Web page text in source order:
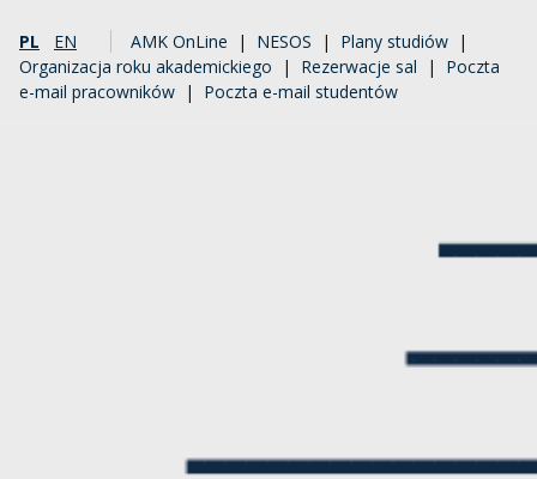
PL EN AMK OnLine | NESOS | Plany studiów |
Organizacja roku akademickiego | Rezerwacje sal | Poczta
e-mail pracowników | Poczta e-mail studentów